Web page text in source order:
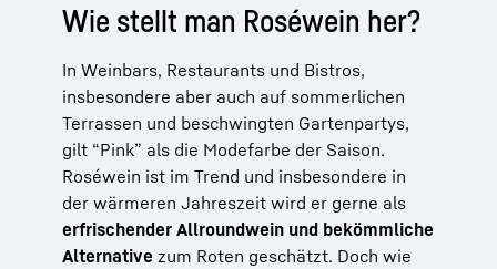
Wie stellt man Roséwein her?
In Weinbars, Restaurants und Bistros,
insbesondere aber auch auf sommerlichen
Terrassen und beschwingten Gartenpartys,
gilt “Pink” als die Modefarbe der Saison.
Roséwein ist im Trend und insbesondere in
der wärmeren Jahreszeit wird er gerne als
erfrischender Allroundwein und bekömmliche
Alternative zum Roten geschätzt. Doch wie